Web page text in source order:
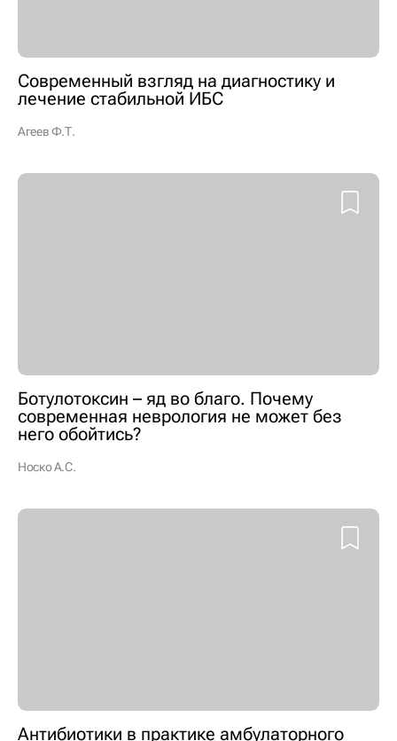
Современный взгляд на диагностику и
лечение стабильной ИБС
Агеев Ф.Т.
Ботулотоксин – яд во благо. Почему
современная неврология не может без
него обойтись?
Носко А.С.
Антибиотики в практике амбулаторного